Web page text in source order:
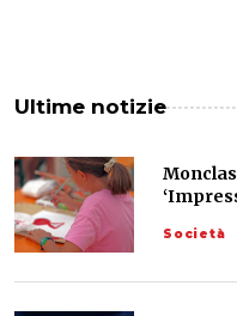
Ultime notizie
Società